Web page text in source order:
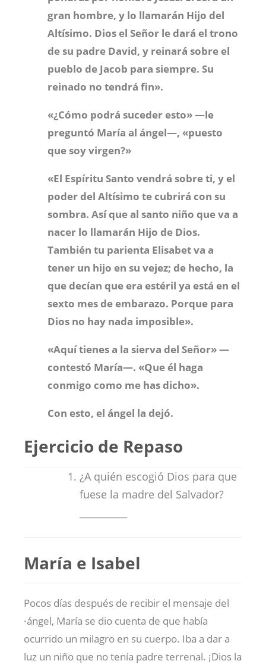
gran hombre, y lo llamarán Hijo del
Altísimo. Dios el Señor le dará el trono
de su padre David, y reinará sobre el
pueblo de Jacob para siempre. Su
reinado no tendrá fin».
«¿Cómo podrá suceder esto» —le
preguntó María al ángel—, «puesto
que soy virgen?»
«El Espíritu Santo vendrá sobre ti, y el
poder del Altísimo te cubrirá con su
sombra. Así que al santo niño que va a
nacer lo llamarán Hijo de Dios.
También tu parienta Elisabet va a
tener un hijo en su vejez; de hecho, la
que decían que era estéril ya está en el
sexto mes de embarazo. Porque para
Dios no hay nada imposible».
«Aquí tienes a la sierva del Señor» —
contestó María—. «Que él haga
conmigo como me has dicho».
Con esto, el ángel la dejó.
Ejercicio de Repaso
¿A quién escogió Dios para que
fuese la madre del Salvador?
María e Isabel
Pocos días después de recibir el mensaje del
·ángel, María se dio cuenta de que había
ocurrido un milagro en su cuerpo. Iba a dar a
luz un niño que no tenía padre terrenal. ¡Dios la